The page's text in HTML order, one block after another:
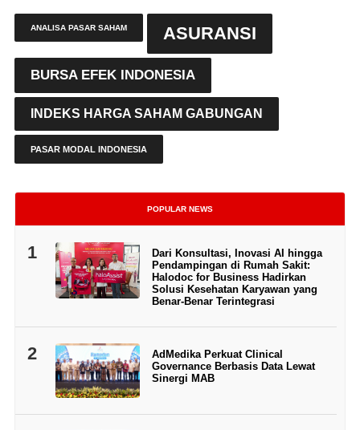
ANALISA PASAR SAHAM ASURANSI
BURSA EFEK INDONESIA
INDEKS HARGA SAHAM GABUNGAN
PASAR MODAL INDONESIA
POPULAR NEWS
1
Dari Konsultasi, Inovasi AI hingga
Pendampingan di Rumah Sakit:
Halodoc for Business Hadirkan
Solusi Kesehatan Karyawan yang
Benar-Benar Terintegrasi
2
AdMedika Perkuat Clinical
Governance Berbasis Data Lewat
Sinergi MAB